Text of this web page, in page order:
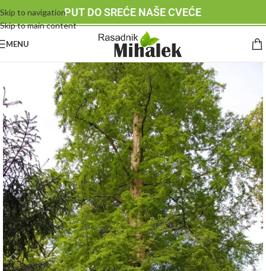
Skip to navigation
Skip to main content
PUT DO SREĆE NAŠE CVEĆE
MENU